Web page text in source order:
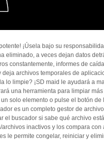
¡Úsela bajo su
eliminado, a veces dejan datos
constantemente, informes de
deja archivos temporales de
lo limpie? ¡SD maid le ayudará a
una herramienta para limpiar
solo elemento o pulse el botón
es un completo gestor de
el buscador si sabe qué archivo
inactivos y los compara
le permite congelar, reiniciar y